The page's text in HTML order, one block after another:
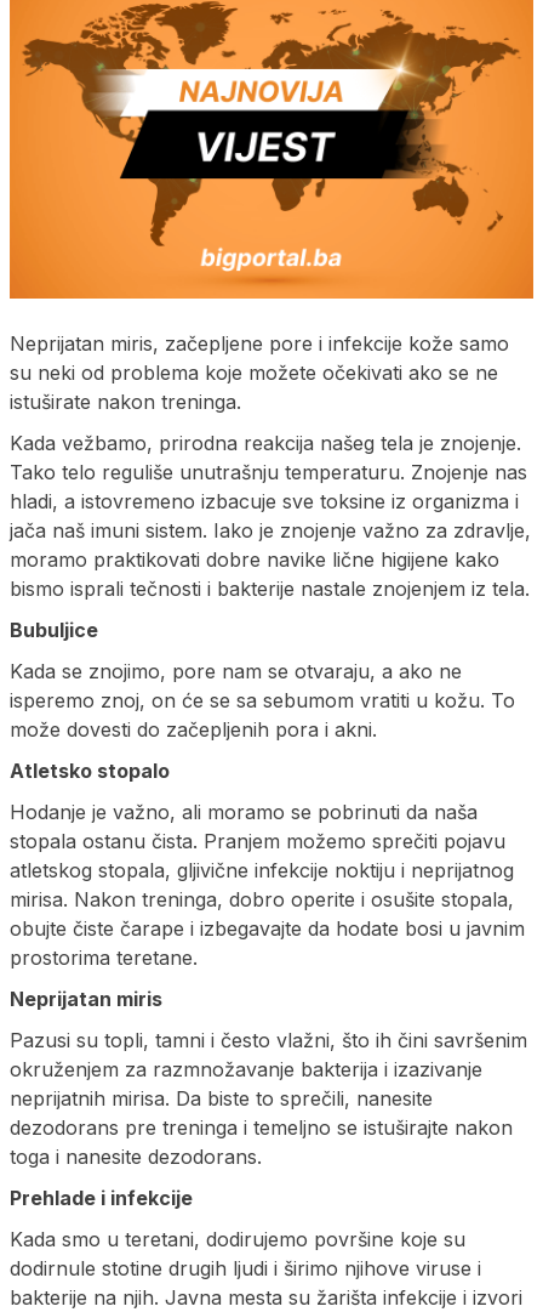
Neprijatan miris, začepljene pore i infekcije kože samo
su neki od problema koje možete očekivati ako se ne
istuširate nakon treninga.
Kada vežbamo, prirodna reakcija našeg tela je znojenje.
Tako telo reguliše unutrašnju temperaturu. Znojenje nas
hladi, a istovremeno izbacuje sve toksine iz organizma i
jača naš imuni sistem. Iako je znojenje važno za zdravlje,
moramo praktikovati dobre navike lične higijene kako
bismo isprali tečnosti i bakterije nastale znojenjem iz tela.
Bubuljice
Kada se znojimo, pore nam se otvaraju, a ako ne
isperemo znoj, on će se sa sebumom vratiti u kožu. To
može dovesti do začepljenih pora i akni.
Atletsko stopalo
Hodanje je važno, ali moramo se pobrinuti da naša
stopala ostanu čista. Pranjem možemo sprečiti pojavu
atletskog stopala, gljivične infekcije noktiju i neprijatnog
mirisa. Nakon treninga, dobro operite i osušite stopala,
obujte čiste čarape i izbegavajte da hodate bosi u javnim
prostorima teretane.
Neprijatan miris
Pazusi su topli, tamni i često vlažni, što ih čini savršenim
okruženjem za razmnožavanje bakterija i izazivanje
neprijatnih mirisa. Da biste to sprečili, nanesite
dezodorans pre treninga i temeljno se istuširajte nakon
toga i nanesite dezodorans.
Prehlade i infekcije
Kada smo u teretani, dodirujemo površine koje su
dodirnule stotine drugih ljudi i širimo njihove viruse i
bakterije na njih. Javna mesta su žarišta infekcije i izvori